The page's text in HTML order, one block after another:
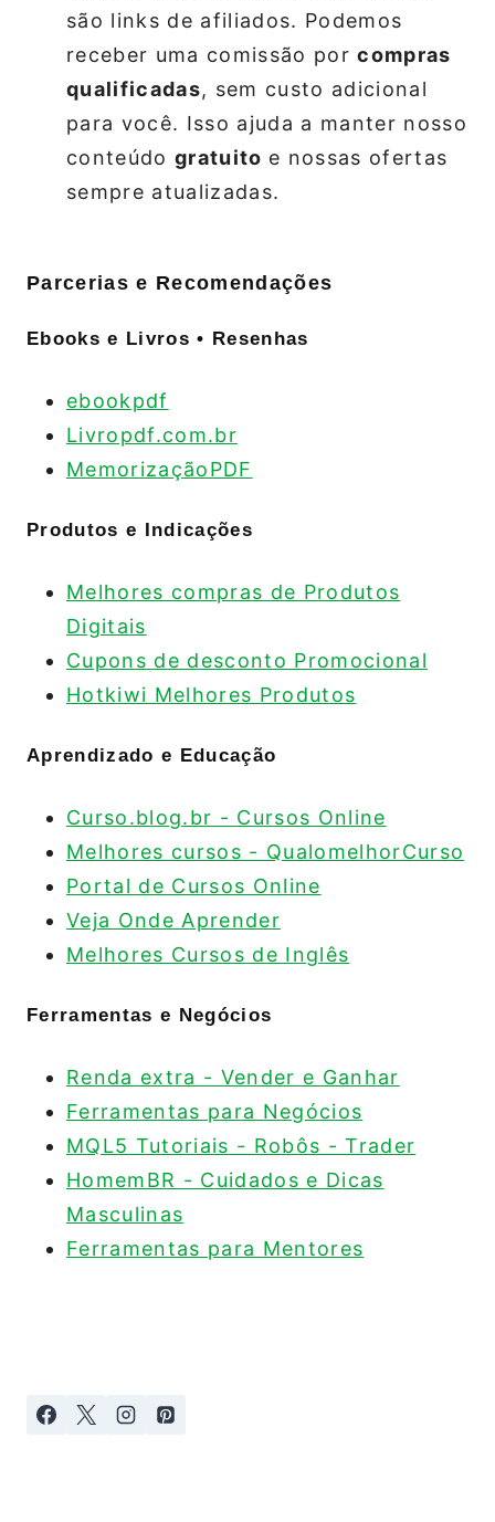
são links de afiliados. Podemos
receber uma comissão porcompras
qualificadas, sem custo adicional
para você. Isso ajuda a manter nosso
conteúdo gratuito e nossas ofertas
sempre atualizadas.
Parcerias e Recomendações
Ebooks e Livros • Resenhas
ebookpdf
Livropdf.com.br
MemorizaçãoPDF
Produtos e Indicações
Melhores compras de Produtos
Digitais
Cupons de desconto Promocional
Hotkiwi Melhores Produtos
Aprendizado e Educação
Curso.blog.br - Cursos Online
Melhores cursos - QualomelhorCurso
Portal de Cursos Online
Veja Onde Aprender
Melhores Cursos de Inglês
Ferramentas e Negócios
Renda extra - Vender e Ganhar
Ferramentas para Negócios
MQL5 Tutoriais - Robôs - Trader
HomemBR - Cuidados e Dicas
Masculinas
Ferramentas para Mentores